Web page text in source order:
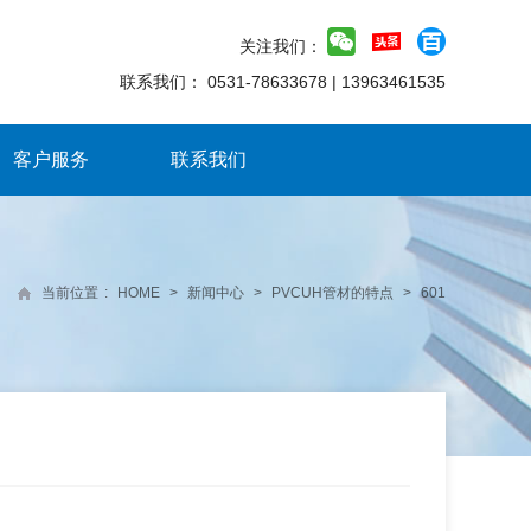
关注我们：
联系我们：
0531-78633678 | 13963461535
客户服务 联系我们
当前位置 : HOME > 新闻中心 > PVCUH管材的特点 > 601